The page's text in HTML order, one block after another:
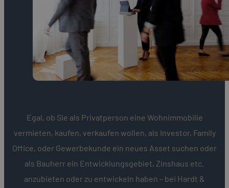
Egal, ob Sie als Privatperson eine Wohnimmobilie
vermieten, kaufen, verkaufen wollen, als Investor, Family
Office, oder Gewerbekunde ein neues Asset suchen oder
als Bauherr ein Entwicklungsgebiet, Zinshaus etc.
anzubieten oder zu entwickeln haben – bei Hardt &